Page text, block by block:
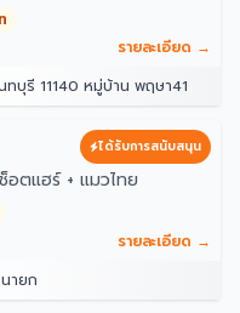
รายละเอียด →
บุรี 11140 หมู่บ้าน พฤษา41
ได้รับการสนับสนุน
อตแฮร์ + แมวไทย
รายละเอียด →
ายก